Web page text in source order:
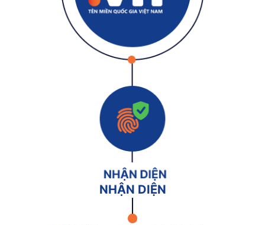
NHẬN DIỆN